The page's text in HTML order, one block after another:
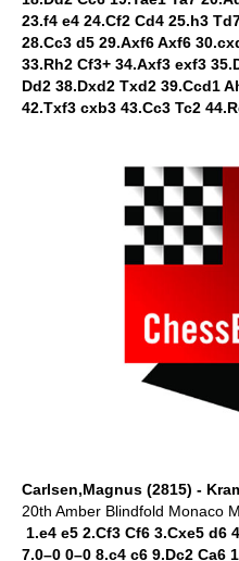
23.f4 e4 24.Cf2 Cd4 25.h3
28.Cc3 d5 29.Axf6 Axf6
33.Rh2 Cf3+ 34.Axf3 exf3
Dd2 38.Dxd2 Txd2 39.Ccd1
42.Txf3 cxb3 43.Cc3 Tc2
Carlsen,Magnus (2815) -
20th Amber Blindfold Monaco
1.e4 e5 2.Cf3 Cf6 3.Cxe5 d6
7.0–0 0–0 8.c4 c6 9.Dc2 Ca6